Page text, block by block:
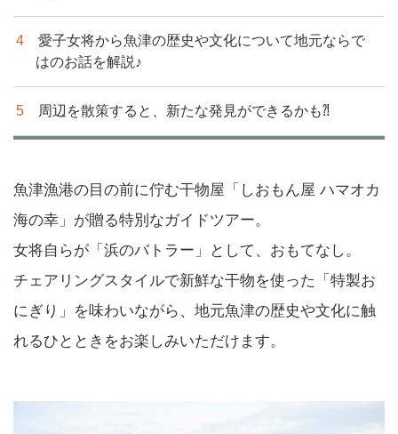
愛子女将から魚津の歴史や文化について地元ならで
はのお話を解説♪
周辺を散策すると、新たな発見ができるかも⁈
魚津漁港の目の前に佇む干物屋「しおもん屋 ハマオカ
海の幸」が贈る特別なガイドツアー。
女将自らが「浜のバトラー」として、おもてなし。
チェアリングスタイルで新鮮な干物を使った「特製お
にぎり」を味わいながら、地元魚津の歴史や文化に触
れるひとときをお楽しみいただけます。